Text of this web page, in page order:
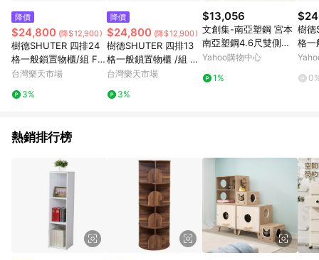
降價
$24,800 (降$12,900)
樹德SHUTER 四排24
格一般鎖置物櫃/組 FC
-424K
台灣樂天市場
3%
降價
$24,800 (降$12,900)
樹德SHUTER 四排13
格一般鎖置物櫃 /組 FC
-M413K
台灣樂天市場
3%
$13,056
文創集-南亞塑鋼 宮本
南亞塑鋼4.6尺雙側拉
門中多格鞋櫃-138.5x
Yahoo購物中心
1%
樹德
格一
-
熱銷排行榜